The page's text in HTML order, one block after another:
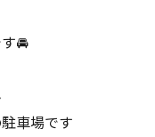
🚘
車場です